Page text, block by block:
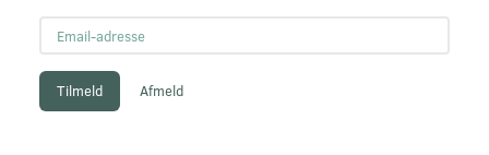
adresse
Tilmeld Afmeld